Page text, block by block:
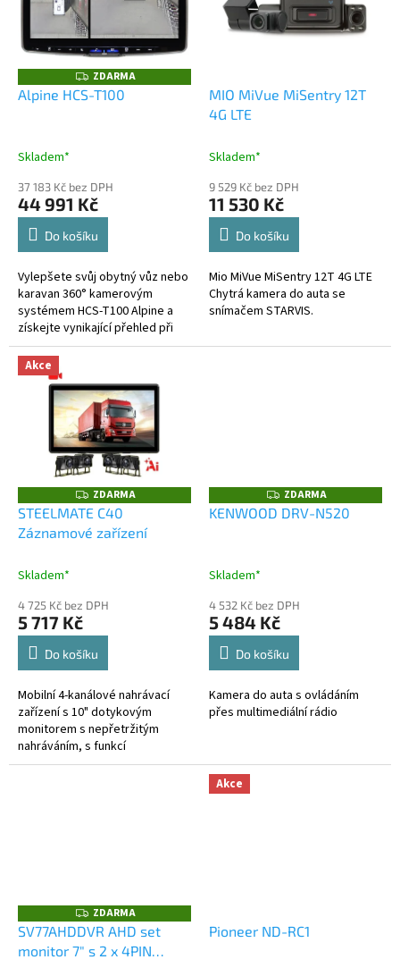
Z
D
A
ZDARMA
Alpine HCS-T100
Skladem*
37 183 Kč bez DPH
44 991 Kč
Do košíku
Vylepšete svůj obytný vůz nebo
karavan 360° kamerovým
systémem HCS-T100 Alpine a
získejte vynikající přehled při
parkování nebo manévrování s
vozidlem. Nový systém
obsahuje 4 HD...
MIO MiVue MiSentry 12T
4G LTE
Skladem*
9 529 Kč bez DPH
11 530 Kč
Do košíku
Mio MiVue MiSentry 12T 4G LTE
Chytrá kamera do auta se
snímačem STARVIS.
Akce
Z
D
A
R
ZDARMA
STEELMATE C40
Záznamové zařízení
Skladem*
4 725 Kč bez DPH
5 717 Kč
Do košíku
Mobilní 4-kanálové nahrávací
zařízení s 10" dotykovým
monitorem s nepřetržitým
nahráváním, s funkcí
monitorování mrtvého úhlu BSD,
Z
D
A
ZDARMA
KENWOOD DRV-N520
Skladem*
4 532 Kč bez DPH
5 484 Kč
Do košíku
Kamera do auta s ovládáním
přes multimediální rádio
Z
D
A
R
ZDARMA
SV77AHDDVR AHD set
monitor 7" s 2 x 4PIN
Akce
Pioneer ND-RC1